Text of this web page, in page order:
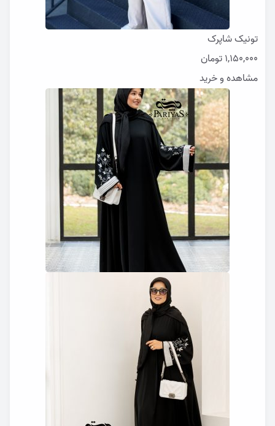
تونیک شاپرک
1,150,000تومان
مشاهده و خرید